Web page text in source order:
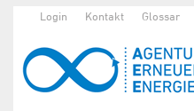
Login Kontakt Glossar